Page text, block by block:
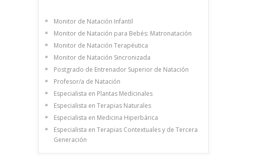
Monitor de Natación Infantil
Monitor de Natación para Bebés: Matronatación
Monitor de Natación Terapéutica
Monitor de Natación Sincronizada
Postgrado de Entrenador Superior de Natación
Profesor/a de Natación
Especialista en Plantas Medicinales
Especialista en Terapias Naturales
Especialista en Medicina Hiperbárica
Especialista en Terapias Contextuales y de Tercera
Generación